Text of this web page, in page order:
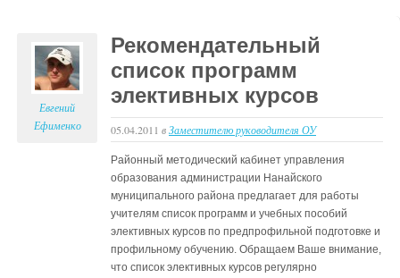
Евгений
Ефименко
Рекомендательный
список программ
элективных курсов
05.04.2011 вЗаместителю руководителя ОУ
Районный методический кабинет управления
образования администрации Нанайского
муниципального района предлагает для работы
учителям список программ и учебных пособий
элективных курсов по предпрофильной подготовке и
профильному обучению. Обращаем Ваше внимание,
что список элективных курсов регулярно